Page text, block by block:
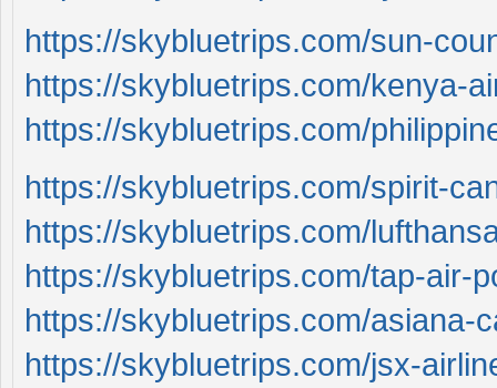
https://skybluetrips.com/sun-
https://skybluetrips.com/kenya-
https://skybluetrips.com/
https://skybluetrips.com/spirit-
https://skybluetrips.com/
https://skybluetrips.com/tap-air-
https://skybluetrips.com/asiana-
https://skybluetrips.com/jsx-